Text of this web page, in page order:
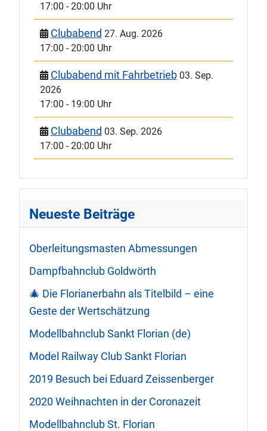
17:00 -20:00 Uhr
Clubabend 27. Aug. 2026
17:00 -20:00 Uhr
Clubabend mit Fahrbetrieb 03. Sep.
2026
17:00 - 19:00 Uhr
Clubabend 03. Sep. 2026
17:00 -20:00 Uhr
Neueste Beiträge
Oberleitungsmasten Abmessungen
Dampfbahnclub Goldwörth
🎄 Die Florianerbahn als Titelbild – eine
Geste der Wertschätzung
Modellbahnclub Sankt Florian (de)
Model Railway Club Sankt Florian
2019 Besuch bei Eduard Zeissenberger
2020 Weihnachten in der Coronazeit
Modellbahnclub St. Florian